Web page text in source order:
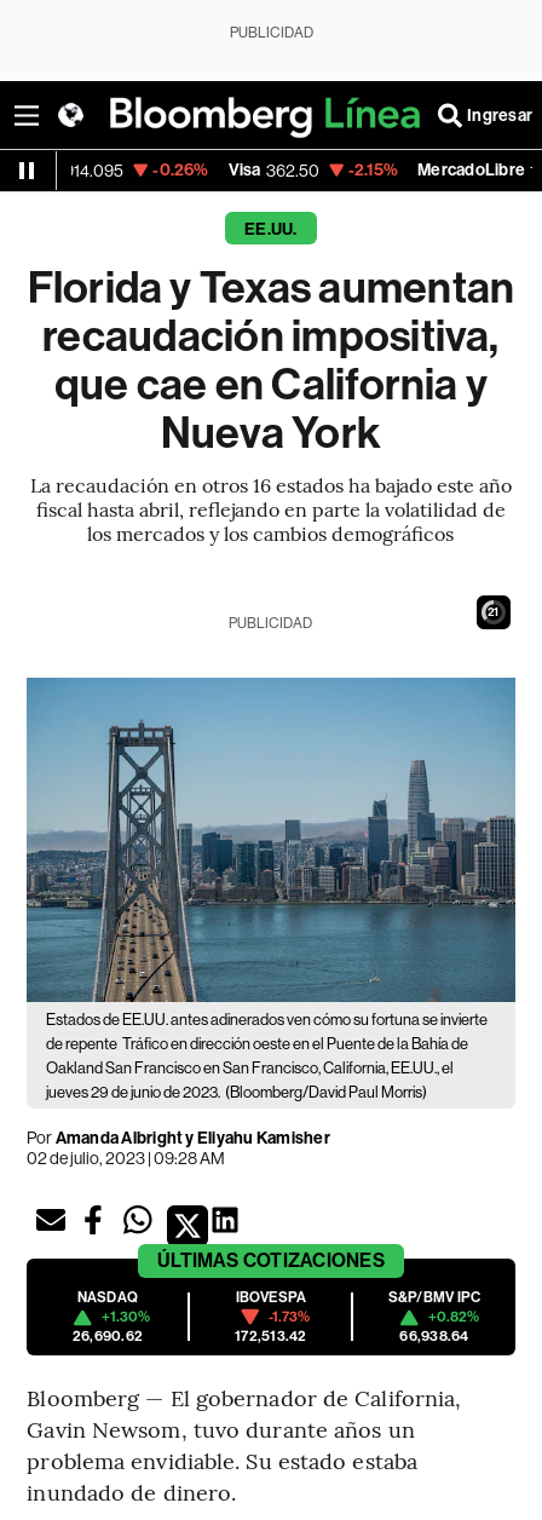
PUBLICIDAD
Ingresar
-0.26% Visa 362.50 -2.15% MercadoLibre 1,821.795 -
EE.UU.
Florida y Texas aumentan
recaudación impositiva,
que cae en California y
Nueva York
La recaudación en otros 16 estados ha bajado este año
fiscal hasta abril, reflejando en parte la volatilidad de
los mercados y los cambios demográficos
19
PUBLICIDAD
Estados de EE.UU. antes adinerados ven cómo su fortuna se invierte
de repente Tráfico en dirección oeste en el Puente de la Bahía de
Oakland San Francisco en San Francisco, California, EE.UU., el
jueves 29 de junio de 2023. (Bloomberg/David Paul Morris)
PorAmanda Albright y Eliyahu Kamisher
02 de julio, 2023 | 09:28 AM
ÚLTIMAS COTIZACIONES
NASDAQ
+1.30%
26,690.62
IBOVESPA
-1.73%
172,513.42
S&P/BMV IPC
+0.82%
66,938.64
Bloomberg — El gobernador de California,
Gavin Newsom, tuvo durante años un
problema envidiable. Su estado estaba
inundado de dinero.